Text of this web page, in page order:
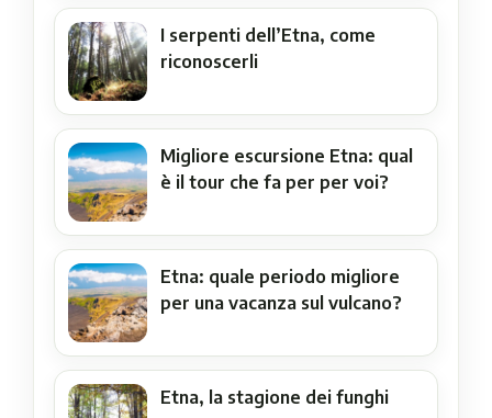
I serpenti dell’Etna, come
riconoscerli
Migliore escursione Etna: qual
è il tour che fa per per voi?
Etna: quale periodo migliore
per una vacanza sul vulcano?
Etna, la stagione dei funghi